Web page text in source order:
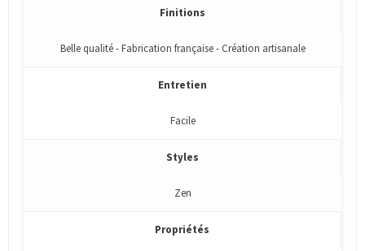
Finitions
Belle qualité - Fabrication française - Création artisanale
Entretien
Facile
Styles
Zen
Propriétés